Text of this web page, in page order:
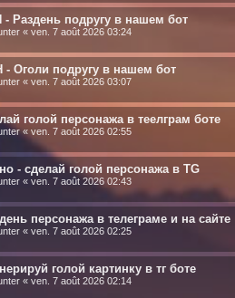
подругу в нашем бот
« ven. 7 août 2026 03:24
- Оголи подругу в нашем бот
« ven. 7 août 2026 03:07
голой персонажа в теелграм боте
« ven. 7 août 2026 02:55
- сделай голой персонажа в TG
« ven. 7 août 2026 02:43
персонажа в телеграме и на сайте
« ven. 7 août 2026 02:25
голой картинку в тг боте
« ven. 7 août 2026 02:14